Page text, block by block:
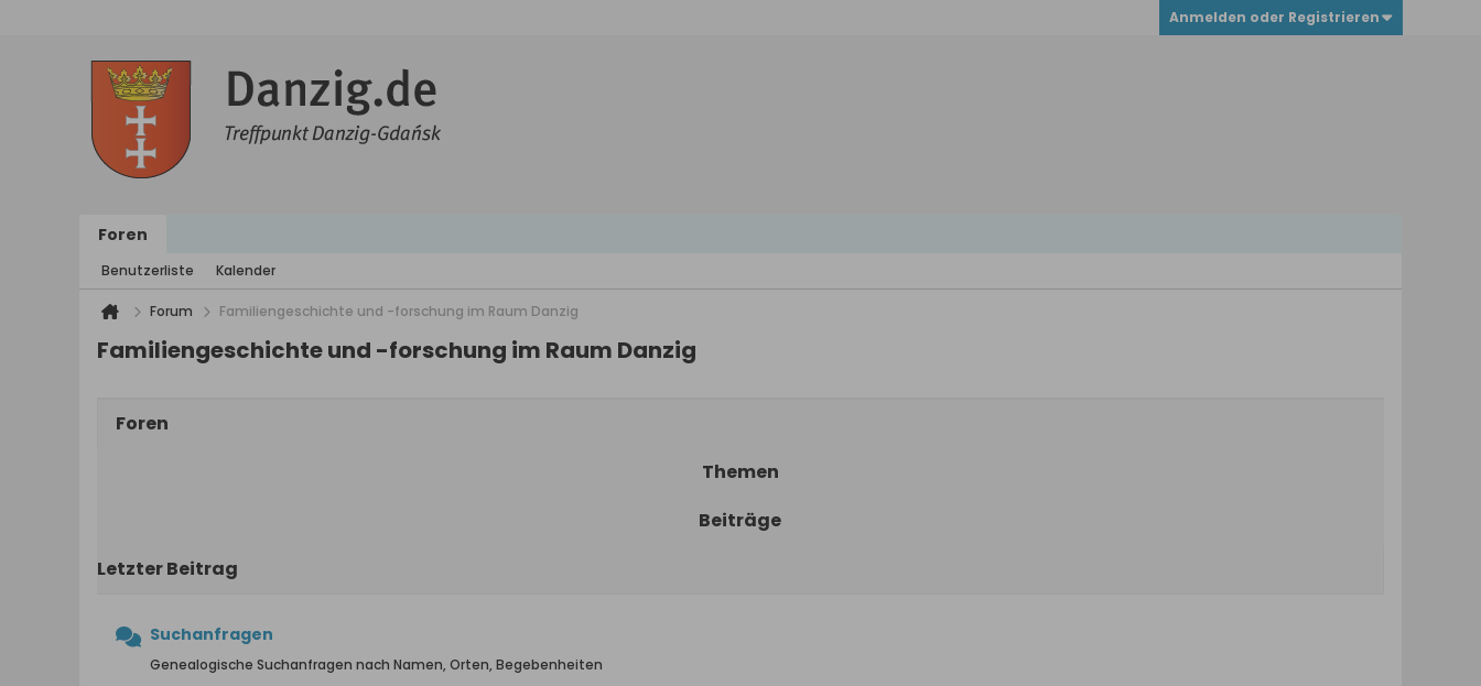
Anmelden oder Registrieren
Foren
Benutzerliste Kalender
Forum Familiengeschichte und -forschung im Raum Danzig
Familiengeschichte und -forschung im Raum Danzig
Foren
Themen
Beiträge
Letzter Beitrag
Suchanfragen
Genealogische Suchanfragen nach Namen, Orten, Begebenheiten